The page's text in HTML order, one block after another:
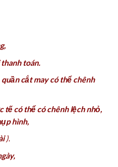
toán.
cắt may có thể chênh
tế có thể có chênh lệch nhỏ,
hình,
).